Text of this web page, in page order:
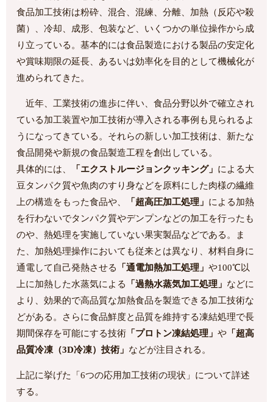
食品加工技術は粉砕、混合、混練、分離、加熱（反応や殺
菌）、冷却、成形、包装など、いくつかの単位操作から成
り立っている。基本的には食品製造における製品の安定化
や賞味期限の延長、あるいは効率化を目的として機械化が
進められてきた。
近年、工業技術の進歩に伴い、食品分野以外で確立され
ている加工装置や加工技術が導入される事例も見られるよ
うになってきている。それらの新しい加工技術は、新たな
食品開発や新規の食品製造工程を創出している。
具体的には、
「エクストルージョンクッキング」 による大
豆タンパク質や魚肉のすり身などを原料にした肉様の繊維
上の構造をもった食品や、
「超高圧加工処理」 による加熱
を行わないでタンパク質やデンプンなどの加工を行ったも
のや、熱処理を実施していない果実製品などである。ま
た、加熱処理操作においても従来とは異なり、材料自身に
通電して自己発熱させる
「通電加熱加工処理」や100℃以
上に加熱した水蒸気による
「過熱水蒸気加工処理」 などに
より、効果的で高品質な加熱食品を製造できる加工技術な
どがある。さらに食品鮮度と品質を維持する凍結処理で長
期間保存を可能にする技術 「プロトン凍結処理」や 「超高
品質冷凍（3D冷凍）技術」 などが注目される。
上記に挙げた「6つの応用加工技術の現状」について詳述
する。